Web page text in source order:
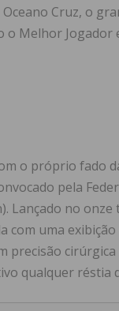
Cruz, o
Melhor Jogador
o próprio fado
pela
Lançado no
com uma
precisão
qualquer réstia